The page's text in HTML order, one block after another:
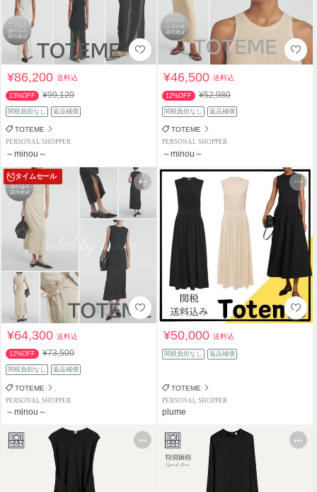
¥86,200送料込
13%OFF ¥99,120
関税負担なし 返品補償
TOTEME
PERSONAL SHOPPER
～minou～
¥46,500送料込
12%OFF ¥52,980
関税負担なし 返品補償
TOTEME
PERSONAL SHOPPER
～minou～
タイムセール
¥64,300送料込
12%OFF ¥73,500
関税負担なし 返品補償
TOTEME
PERSONAL SHOPPER
～minou～
¥50,000送料込
関税負担なし 返品補償
TOTEME
PERSONAL SHOPPER
plume